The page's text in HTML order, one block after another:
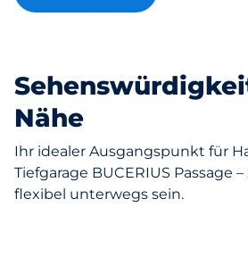
Nähe
Ihr idealer Ausgangspunkt für
Tiefgarage BUCERIUS Passage
flexibel unterwegs sein.
Alsterarkaden